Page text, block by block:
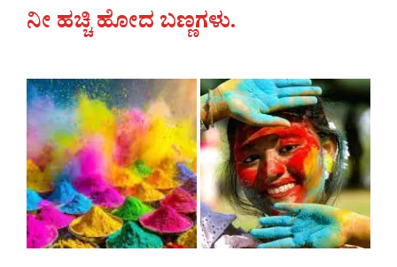
ನೀ ಹಚ್ಚಿ ಹೋದ ಬಣ್ಣಗಳು.